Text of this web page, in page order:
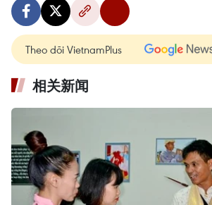
Theo dõi VietnamPlus
相关新闻